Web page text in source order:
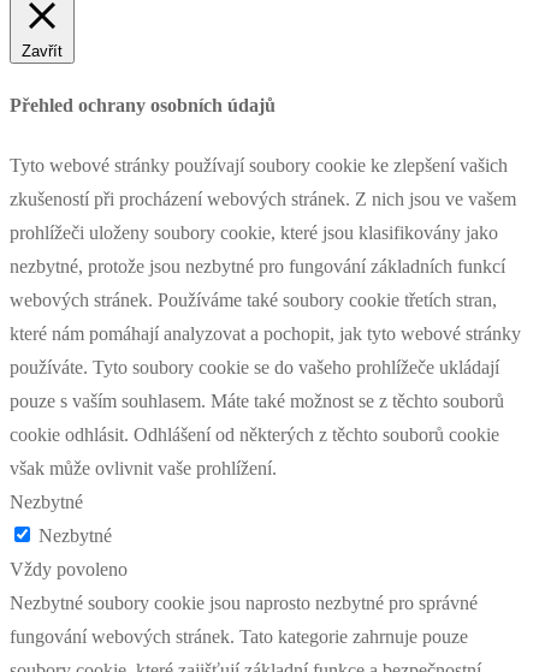
Zavřít
Přehled ochrany osobních údajů
Tyto webové stránky používají soubory cookie ke zlepšení vašich
zkušeností při procházení webových stránek. Z nich jsou ve vašem
prohlížeči uloženy soubory cookie, které jsou klasifikovány jako
nezbytné, protože jsou nezbytné pro fungování základních funkcí
webových stránek. Používáme také soubory cookie třetích stran,
které nám pomáhají analyzovat a pochopit, jak tyto webové stránky
používáte. Tyto soubory cookie se do vašeho prohlížeče ukládají
pouze s vaším souhlasem. Máte také možnost se z těchto souborů
cookie odhlásit. Odhlášení od některých z těchto souborů cookie
však může ovlivnit vaše prohlížení.
Nezbytné
Nezbytné
Vždy povoleno
Nezbytné soubory cookie jsou naprosto nezbytné pro správné
fungování webových stránek. Tato kategorie zahrnuje pouze